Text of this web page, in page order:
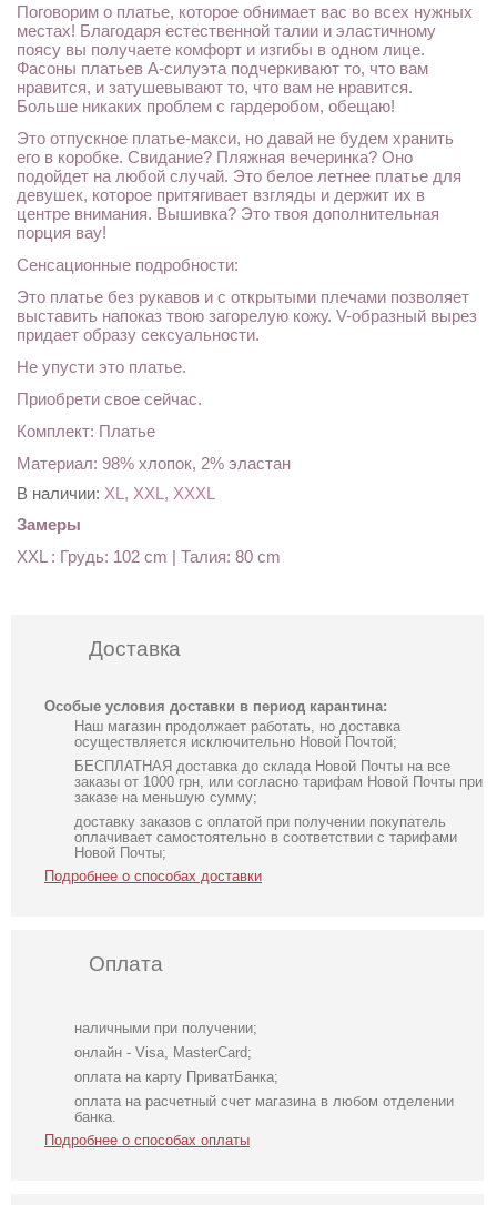
Поговорим о платье, которое обнимает вас во всех нужных
местах! Благодаря естественной талии и эластичному
поясу вы получаете комфорт и изгибы в одном лице.
Фасоны платьев А-силуэта подчеркивают то, что вам
нравится, и затушевывают то, что вам не нравится.
Больше никаких проблем с гардеробом, обещаю!
Это отпускное платье-макси, но давай не будем хранить
его в коробке. Свидание? Пляжная вечеринка? Оно
подойдет на любой случай. Это белое летнее платье для
девушек, которое притягивает взгляды и держит их в
центре внимания. Вышивка? Это твоя дополнительная
порция вау!
Сенсационные подробности:
Это платье без рукавов и с открытыми плечами позволяет
выставить напоказ твою загорелую кожу. V-образный вырез
придает образу сексуальности.
Не упусти это платье.
Приобрети свое сейчас.
Комплект: Платье
Материал: 98% хлопок, 2% эластан
В наличии: XL, XXL, XXXL
Замеры
XXL : Грудь: 102 cm | Талия: 80 cm
Доставка
Особые условия доставки в период карантина:
Наш магазин продолжает работать, но доставка
осуществляется исключительно Новой Почтой;
БЕСПЛАТНАЯ доставка до склада Новой Почты на все
заказы от 1000 грн, или согласно тарифам Новой Почты при
заказе на меньшую сумму;
доставку заказов с оплатой при получении покупатель
оплачивает самостоятельно в соответствии с тарифами
Новой Почты;
Подробнее о способах доставки
Оплата
наличными при получении;
онлайн - Visa, MasterCard;
оплата на карту ПриватБанка;
оплата на расчетный счет магазина в любом отделении
банка.
Подробнее о способах оплаты